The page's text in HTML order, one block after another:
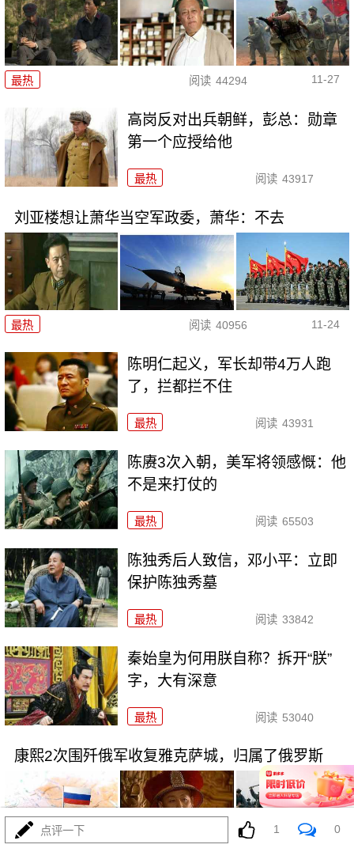
最热 阅读 44294 11-27
高岗反对出兵朝鲜，彭总：勋章
第一个应授给他
最热 阅读 43917
刘亚楼想让萧华当空军政委，萧华：不去
最热 阅读 40956 11-24
陈明仁起义，军长却带4万人跑
了，拦都拦不住
最热 阅读 43931
陈赓3次入朝，美军将领感慨：他
不是来打仗的
最热 阅读 65503
陈独秀后人致信，邓小平：立即
保护陈独秀墓
最热 阅读 33842
秦始皇为何用朕自称？拆开“朕”
字，大有深意
最热 阅读 53040
康熙2次围歼俄军收复雅克萨城，归属了俄罗斯
点评一下 1 0